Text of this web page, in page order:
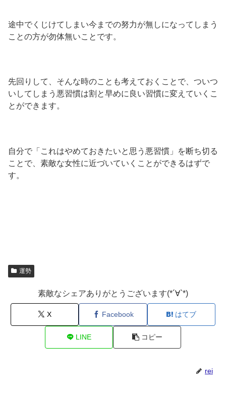
途中でくじけてしまい今までの努力が無しになってしまう
ことの方が勿体無いことです。
先回りして、そんな時のことも考えておくことで、ついつ
いしてしまう悪習慣は割と早めに良い習慣に変えていくこ
とができます。
自分で「これはやめておきたいと思う悪習慣」を断ち切る
ことで、素敵な女性に近づいていくことができるはずで
す。
運勢
素敵なシェアありがとうございます(*´∀`*)
X Facebook はてブ
LINE コピー
rei